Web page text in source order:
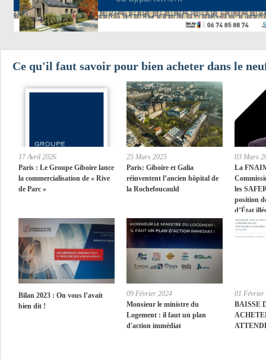
Ce qu'il faut savoir pour bien acheter dans le
17 Avril 2026
Paris : Le Groupe Giboire lance
la commercialisation de « Rive
de Parc »
25 Mars 2025
Paris: Giboire et Galia
réinventent l’ancien hôpital de
la Rochefoucauld
03 Mars
La
les
position
d’État
Bilan 2023 : On vous l’avait
bien dit !
09 Février 2024
Monsieur le ministre du
Logement : il faut un plan
d'action immédiat
01 Février
BAISSE